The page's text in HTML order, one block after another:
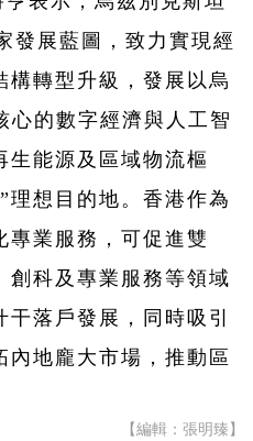
發展藍圖，致力實現經
構轉型升級，發展以烏
的數字經濟與人工智
生能源及區域物流樞
理想目的地。香港作為
專業服務，可促進雙
創科及專業服務等領域
落戶發展，同時吸引
內地龐大市場，推動區
【編輯：張明臻】